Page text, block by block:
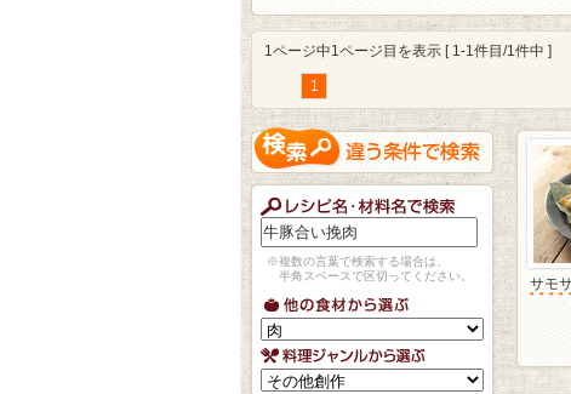
1ページ中1ページ目を表示 [ 1-1件目/1件中 ]
1
※複数の言葉で検索する場合は、
半角スペースで区切ってください。
サモ